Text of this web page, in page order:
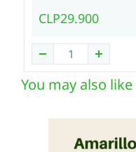
CLP29.900
You may also like